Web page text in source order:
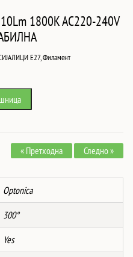
1800K AC220-240V
Е27,Филамент
« Претходна Следно »
Optonica
300°
Yes